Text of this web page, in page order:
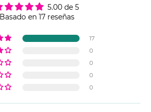
5.00 de 5
Basado en 17 reseñas
17
0
0
0
0